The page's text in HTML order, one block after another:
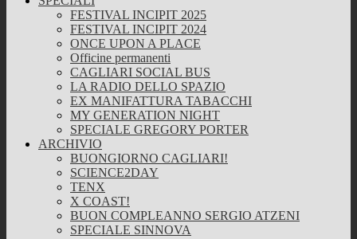
FESTIVAL INCIPIT 2025
FESTIVAL INCIPIT 2024
ONCE UPON A PLACE
Officine permanenti
CAGLIARI SOCIAL BUS
LA RADIO DELLO SPAZIO
EX MANIFATTURA TABACCHI
MY GENERATION NIGHT
SPECIALE GREGORY PORTER
ARCHIVIO
BUONGIORNO CAGLIARI!
SCIENCE2DAY
TENX
X COAST!
BUON COMPLEANNO SERGIO ATZENI
SPECIALE SINNOVA